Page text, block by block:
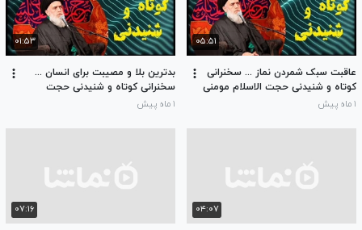
۰۵:۵۱
عاقبت سبک شمردن نماز ... سخنرانی
کوتاه و شنیدنی حجت الاسلام مومنی
۱ ماه پیش
۰۱:۵۳
بدترین بلا و مصیبت برای انسان ...
سخنرانی کوتاه و شنیدنی حجت
الاسلام مومنی۱ ماه پیش
۰۴:۰۷ ۰۷:۱۶